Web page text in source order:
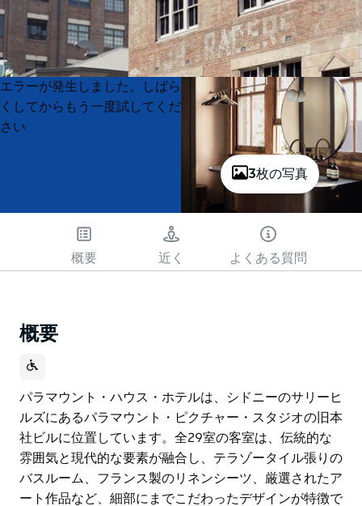
3枚の写真
Product
List
Product
List
エラーが発生しました。しばら
くしてからもう一度試してくだ
さい
概要 近く よくある質問
概要
パラマウント・ハウス・ホテルは、シドニーのサリーヒ
ルズにあるパラマウント・ピクチャー・スタジオの旧本
社ビルに位置しています。全29室の客室は、伝統的な
雰囲気と現代的な要素が融合し、テラゾータイル張りの
バスルーム、フランス製のリネンシーツ、厳選されたア
ート作品など、細部にまでこだわったデザインが特徴で